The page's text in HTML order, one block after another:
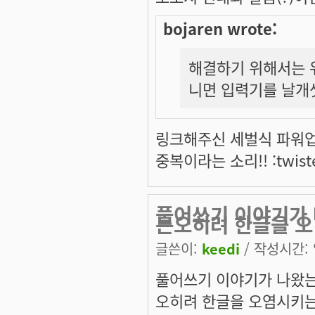
bojaren wrote:
해결하기 위해서
니면 입력기를 날
링크해주신 세벌식 파
중복이라는 소리!!
풀어쓰기 이야기
는오히려 한글을 오
글쓴이: keedi / 작성시간
풀어쓰기 이야기가 나왔
오히려 한글을 오염시키